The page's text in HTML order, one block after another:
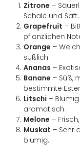
Zitrone –
Schale und Saft.
Grapefruit –
pflanzlichen
Orange –
süßlich.
Ananas –
Banane – Süß,
bestimmte
Litschi –
aromatisch.
Melone –
Muskat – Sehr
blumig.